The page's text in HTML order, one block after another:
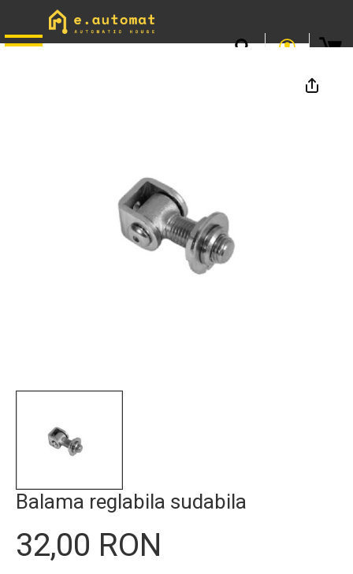
📞0746.301.381· L–V 9–17 · Livrare gratuită peste 500 lei
Balama reglabila sudabila
32,00 RON